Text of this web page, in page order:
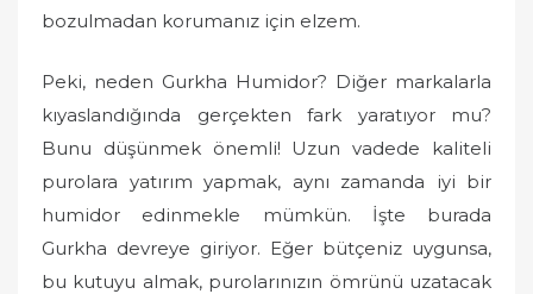
bozulmadan korumanız için elzem.
Peki, neden Gurkha Humidor? Diğer markalarla
kıyaslandığında gerçekten fark yaratıyor mu?
Bunu düşünmek önemli! Uzun vadede kaliteli
purolara yatırım yapmak, aynı zamanda iyi bir
humidor edinmekle mümkün. İşte burada
Gurkha devreye giriyor. Eğer bütçeniz uygunsa,
bu kutuyu almak, purolarınızın ömrünü uzatacak